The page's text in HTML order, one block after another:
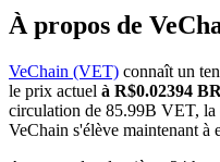
Futures COIN-M
Contrats à terme sur
À propos de
VeChain (VET) connaît un
le prix actuel à R$0.02394
circulation de 85.99B VET, la
VeChain s'élève maintenant